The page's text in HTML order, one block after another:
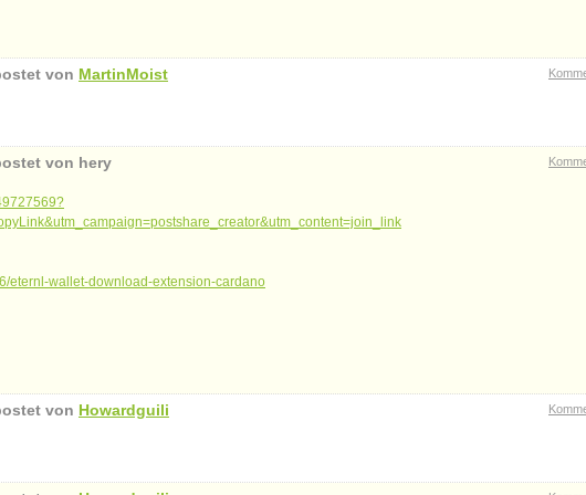
von MartinMoist
von hery
eternl-wallet-download-extension-cardano
von Howardguili